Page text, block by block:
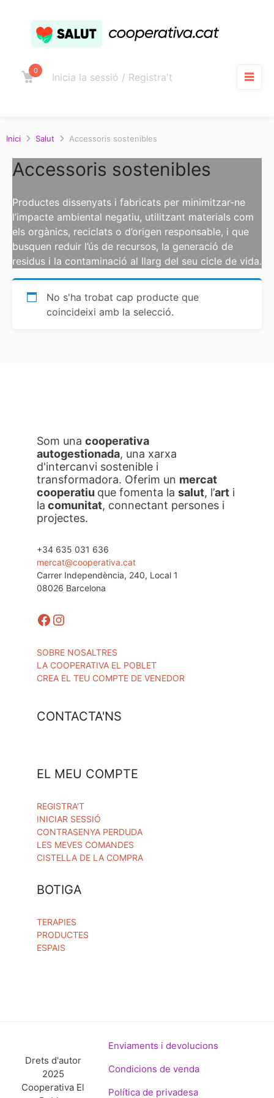
contingut
Carro
0
Inicia la sessió / Registra't
Inici Salut Accessoris sostenibles
Accessoris sostenibles
Productes dissenyats i fabricats per minimitzar-ne
l’impacte ambiental negatiu, utilitzant materials com
els orgànics, reciclats o d’origen responsable, i que
busquen reduir l’ús de recursos, la generació de
residus i la contaminació al llarg del seu cicle de vida.
No s'ha trobat cap producte que
coincideixi amb la selecció.
Som una cooperativa
autogestionada, una xarxa
d'intercanvi sostenible i
transformadora. Oferim un mercat
cooperatiu que fomenta la salut, l’art i
la comunitat, connectant persones i
projectes.
+34 635 031 636
mercat@cooperativa.cat
Carrer Independència, 240, Local 1
08026 Barcelona
Facebook
Instagram
SOBRE NOSALTRES
LA COOPERATIVA EL POBLET
CREA EL TEU COMPTE DE VENEDOR
CONTACTA'NS
EL MEU COMPTE
REGISTRA'T
INICIAR SESSIÓ
CONTRASENYA PERDUDA
LES MEVES COMANDES
CISTELLA DE LA COMPRA
BOTIGA
TERAPIES
PRODUCTES
ESPAIS
Drets d'autor
2025
Cooperativa El
Enviaments i devolucions
Condicions de venda
Política de privadesa